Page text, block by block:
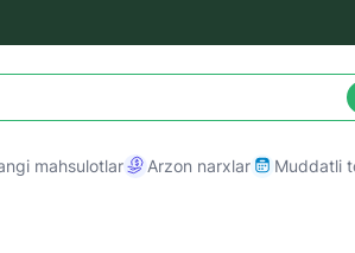
mahsulotlar Arzon narxlar Muddatli